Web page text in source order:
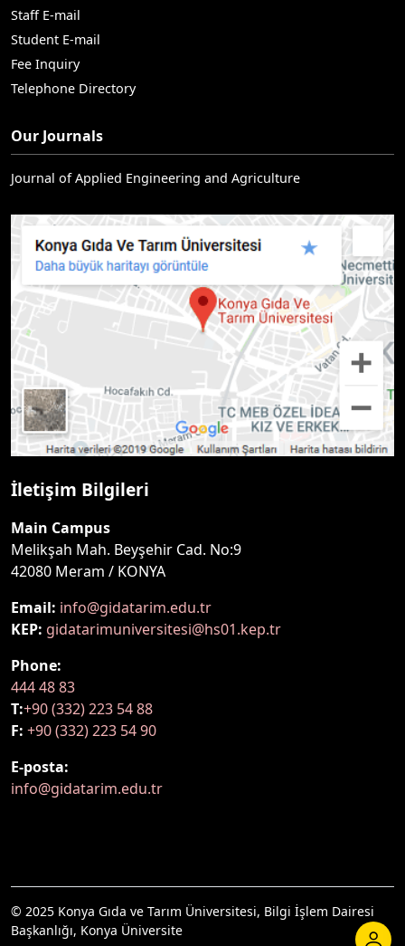
Staff E-mail
Student E-mail
Fee Inquiry
Telephone Directory
Our Journals
Journal of Applied Engineering and Agriculture
İletişim Bilgileri
Main Campus
Melikşah Mah. Beyşehir Cad. No:9
42080 Meram / KONYA
Email: info@gidatarim.edu.tr
KEP: gidatarimuniversitesi@hs01.kep.tr
Phone:
444 48 83
T:+90 (332) 223 54 88
F: +90 (332) 223 54 90
E-posta:
info@gidatarim.edu.tr
© 2025 Konya Gıda ve Tarım Üniversitesi, Bilgi İşlem Dairesi
Başkanlığı, Konya Üniversite